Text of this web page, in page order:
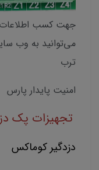
جهت کسب اطلاعات
می‌توانید به وب
ترب
امنیت پایدار پارس
تجهیزات پک
دزدگیر کوماکس